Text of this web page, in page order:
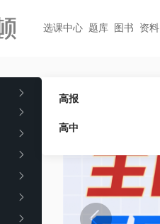
选课中心
HOT
大学英语四六级
题库 图书
CFA
FRM
资料
如何购课
网上支付
发票制度
高报
高中